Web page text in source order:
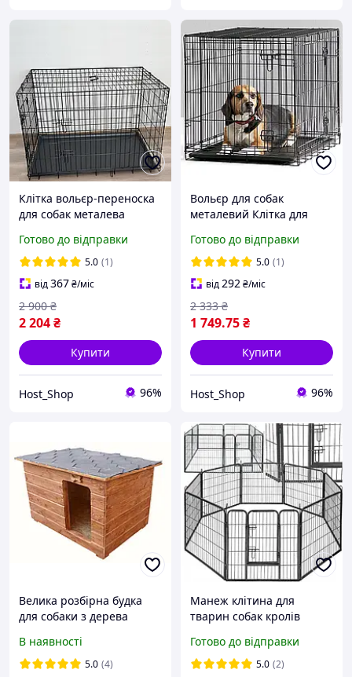
Клітка вольєр-переноска
для собак металева
Готово до відправки
5.0 (1)
від367₴/міс
2 204₴
2 900 ₴
Купити
Host_Shop 96%
Вольєр для собак
металевий Клітка для
см)
Готово до відправки
5.0 (1)
від292₴/міс
1 749.75₴
2 333 ₴
Купити
Host_Shop 96%
Велика розбірна будка
для собаки з дерева
(усередені)
В наявності
5.0 (4)
Манеж клітина для
тварин собак кролів
Готово до відправки
5.0 (2)